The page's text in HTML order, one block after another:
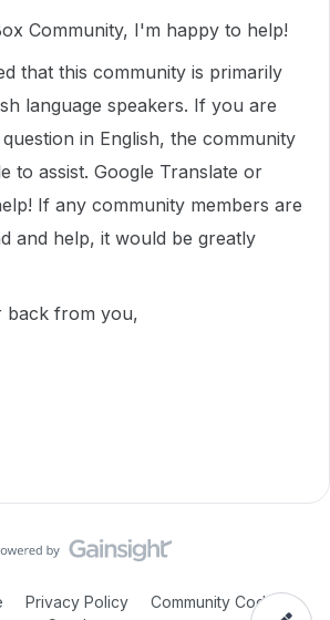
Community, I'm happy to help!
that this community is primarily
language speakers. If you are
in English, the community
to assist. Google Translate or
If any community members are
and help, it would be greatly
back from you,
Privacy Policy
Community Code of